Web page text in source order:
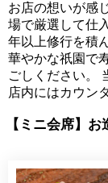
お店の想いが感
場で厳選して仕
年以上修行を積
華やかな祇園で
ごしください。
店内にはカウン
【ミニ会席】